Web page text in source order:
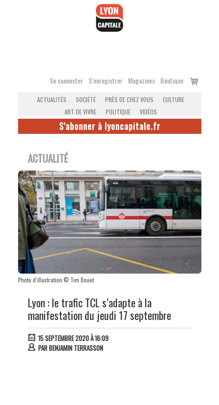
Se connecter S’enregistrer Magazines Boutique
Voir
ACTUALITÉS SOCIÉTÉ PRÈS DE CHEZ VOUS
CULTURE
ART DE VIVRE
POLITIQUE VIDÉOS
S'abonner à lyoncapitale.fr
ACTUALITÉ
Photo d’illustration © Tim Douet
Lyon : le trafic TCL s’adapte à la
manifestation du jeudi 17 septembre
15 SEPTEMBRE 2020 À 16:09
PARBENJAMIN TERRASSON